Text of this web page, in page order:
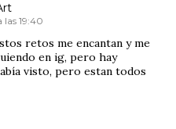
las 19:40
retos me encantan y me
en ig, pero hay
visto, pero estan todos